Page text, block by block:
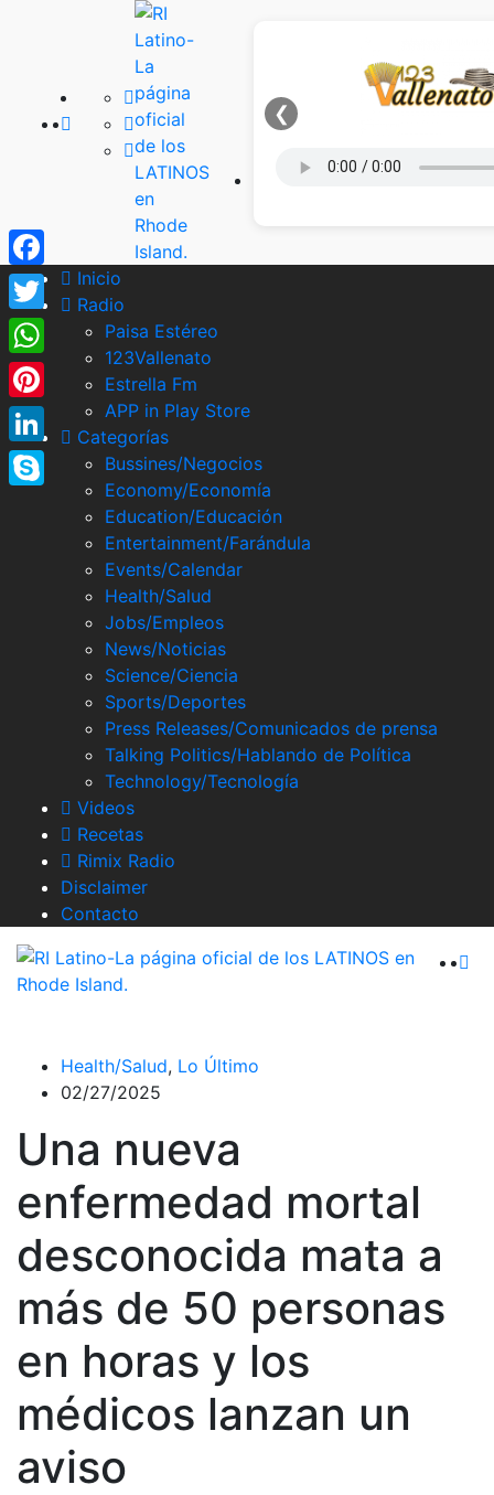
❮
Inicio
Radio
Paisa Estéreo
123Vallenato
Estrella Fm
APP in Play Store
Categorías
Bussines/Negocios
Economy/Economía
Education/Educación
Entertainment/Farándula
Events/Calendar
Health/Salud
Jobs/Empleos
News/Noticias
Science/Ciencia
Sports/Deportes
Press Releases/Comunicados de prensa
Talking Politics/Hablando de Política
Technology/Tecnología
Videos
Recetas
Rimix Radio
Disclaimer
Contacto
Health/Salud, Lo Último
02/27/2025
Una nueva
enfermedad mortal
desconocida mata a
más de 50 personas
en horas y los
médicos lanzan un
aviso
Facebook
Twitter
WhatsApp
Pinterest
LinkedIn